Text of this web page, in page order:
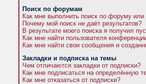
Поиск по форумам
Как мне выполнить поиск по форуму
Почему мой поиск не даёт результатов?
В результате моего поиска я получил
Как мне найти пользователя
Как мне найти свои сообщения и
Закладки и подписка на темы
Чем отличаются закладки от подписки?
Как мне подписаться на определённую
Как мне отказаться от подписки?